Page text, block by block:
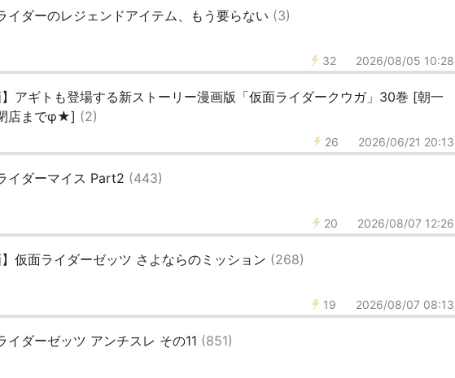
イダーのレジェンドアイテム、もう要らない (3)
32 2026/08/05 10:28
】アギトも登場する新ストーリー漫画版「仮面ライダークウガ」30巻 [朝一
店までφ★] (2)
26 2026/06/21 20:13
イダーマイス Part2 (443)
20 2026/08/07 12:26
】仮面ライダーゼッツ さよならのミッション (268)
19 2026/08/07 08:13
イダーゼッツ アンチスレ その11 (851)